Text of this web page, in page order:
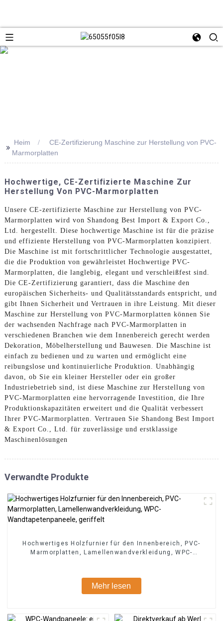
>> Heim
CE-Zertifizierung Maschine zur Herstellung von PVC-
Marmorplatten
Hochwertige, CE-Zertifizierte Maschine Zur
Herstellung Von PVC-Marmorplatten
Unsere CE-zertifizierte Maschine zur Herstellung von PVC-
Marmorplatten wird von Shandong Best Import & Export Co.,
Ltd. hergestellt. Diese hochwertige Maschine ist für die präzise
und effiziente Herstellung von PVC-Marmorplatten konzipiert.
Die Maschine ist mit fortschrittlicher Technologie ausgestattet,
die die Produktion von gewährleistet Hochwertige PVC-
Marmorplatten, die langlebig, elegant und verschleißfest sind.
Die CE-Zertifizierung garantiert, dass die Maschine den
europäischen Sicherheits- und Qualitätsstandards entspricht, und
gibt Ihnen Sicherheit und Vertrauen in ihre Leistung. Mit dieser
Maschine zur Herstellung von PVC-Marmorplatten können Sie
der wachsenden Nachfrage nach PVC-Marmorplatten in
verschiedenen Branchen wie dem Innenbereich gerecht werden
Dekoration, Möbelherstellung und Bauwesen. Die Maschine ist
einfach zu bedienen und zu warten und ermöglicht eine
reibungslose und kontinuierliche Produktion. Unabhängig
davon, ob Sie ein kleiner Hersteller oder ein großer
Industriebetrieb sind, ist diese Maschine zur Herstellung von
PVC-Marmorplatten eine hervorragende Investition, die Ihre
Produktionskapazitäten erweitert und die Qualität verbessert
Ihrer PVC-Marmorplatten. Vertrauen Sie Shandong Best Import
& Export Co., Ltd. für zuverlässige und erstklassige
Maschinenlösungen
Verwandte Produkte
Hochwertiges Holzfurnier für den Innenbereich, PVC-
Marmorplatten, Lamellenwandverkleidung, WPC-
Mehr lesen